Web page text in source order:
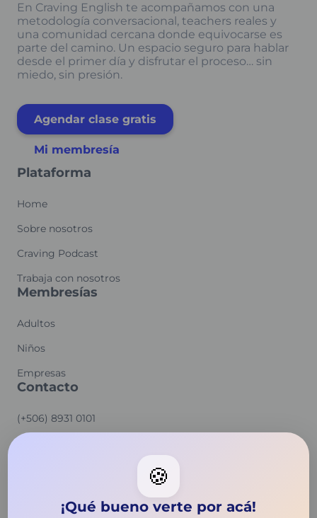
En Craving English te acompañamos con una
metodología conversacional, teachers reales y
una comunidad cercana donde equivocarse es
parte del camino. Un espacio seguro para hablar
desde el primer día y disfrutar el proceso… sin
miedo, sin presión.
Agendar clase gratis
Mi membresía
Plataforma
Home
Sobre nosotros
Craving Podcast
Trabaja con nosotros
Membresías
Adultos
Niños
Empresas
Contacto
(+506) 8931 0101
140 Gerona Ave, San Gabriel, CA
🍪
¡Qué bueno verte por acá!